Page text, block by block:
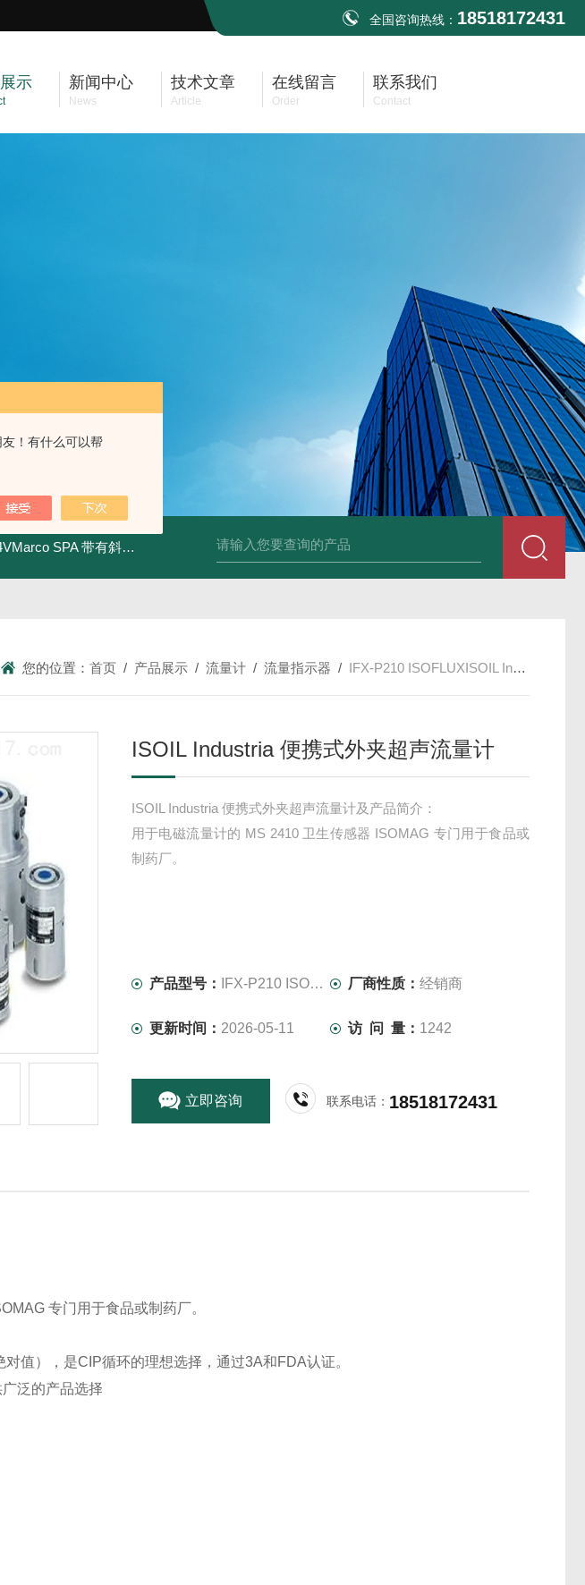
！有什么可以帮
全国咨询热线： 18518172431
示 新闻中心
News
技术文章
Article
在线留言
Order
联系我们
Contact
SPA 带有斜齿轮青铜润滑油泵 UP2-P 24VMarco SPA带有螺旋青铜齿轮的自吸电动泵
您的位置：首页 / 产品展示 /流量计 /流量指示器 / IFX-P210 ISOFLUXISOIL Industria 便携式外夹超声流量计
ISOIL Industria 便携式外夹超声流量计
ISOIL Industria 便携式外夹超声流量计及产品简介：
用于电磁流量计的 MS 2410 卫生传感器 ISOMAG 专门用于食品或
制药厂。
产品型号： IFX-P210 ISOFLUX 厂商性质：经销商
更新时间： 2026-05-11 访 问 量： 1242
立即咨询 联系电话： 18518172431
专门用于食品或制药厂。
值），是CIP循环的理想选择，通过3A和FDA认证。
泛的产品选择